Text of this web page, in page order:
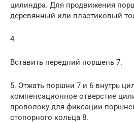
цилиндра. Для продвижения
деревянный или пластиковый
4
Вставить передний поршень 7.
5. Отжать поршни 7 и 6 внутрь
компенсационное отверстие
проволоку для фиксации
стопорного кольца 8.